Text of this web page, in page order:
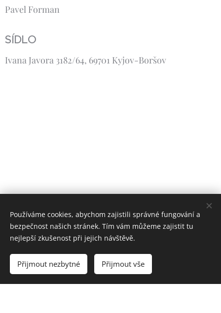
Pavel Forman
SÍDLO
Ivana Javora 3182/64, 69701 Kyjov-Boršov
Používáme cookies, abychom zajistili správné fungování a
bezpečnost našich stránek. Tím vám můžeme zajistit tu
nejlepší zkušenost při jejich návštěvě.
Přijmout nezbytné Přijmout vše